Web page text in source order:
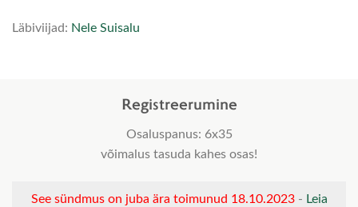
Läbiviijad: Nele Suisalu
Registreerumine
Osaluspanus: 6x35
võimalus tasuda kahes osas!
See sündmus on juba ära toimunud 18.10.2023- Leia